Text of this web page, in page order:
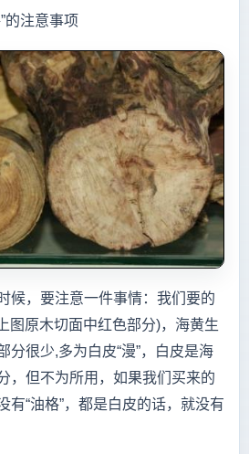
的注意事项
候，要注意一件事情：我们要的
图原木切面中红色部分)，海黄生
分很少,多为白皮“漫”，白皮是海
，但不为所用，如果我们买来的
有“油格”，都是白皮的话，就没有